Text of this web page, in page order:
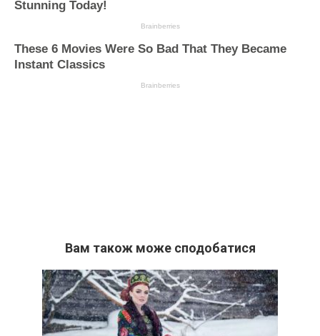
Вам також може сподобатися